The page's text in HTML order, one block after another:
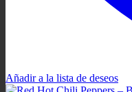
Añadir a la lista de deseos